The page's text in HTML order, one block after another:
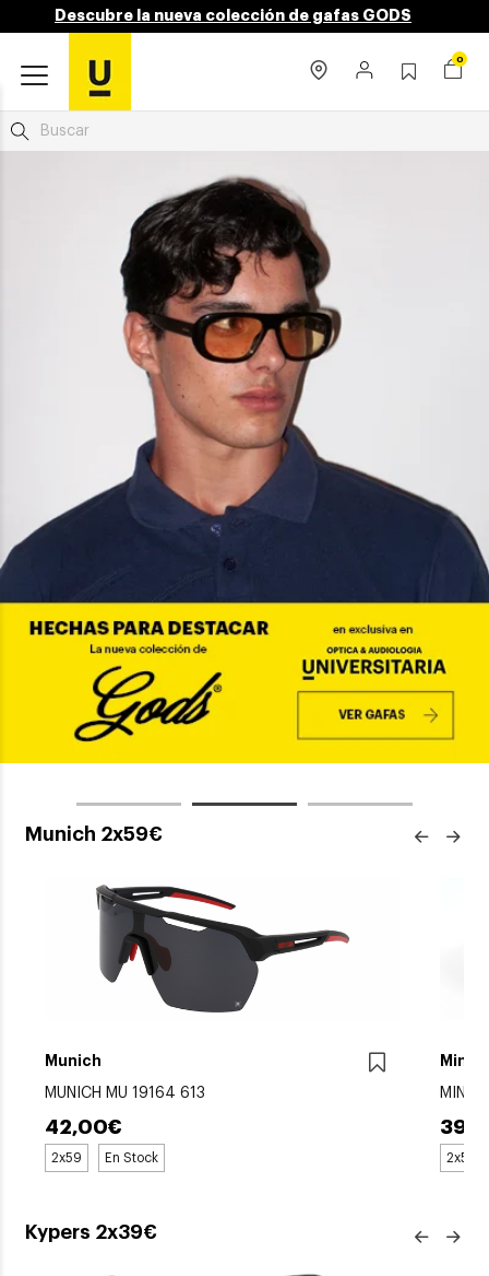
Descubre la nueva colección de gafas GODS
0
Munich 2x59€
Munich
MUNICH MU 19164 613
42,00€
2x59 En Stock
Mini
MINI-
2x59
Kypers 2x39€